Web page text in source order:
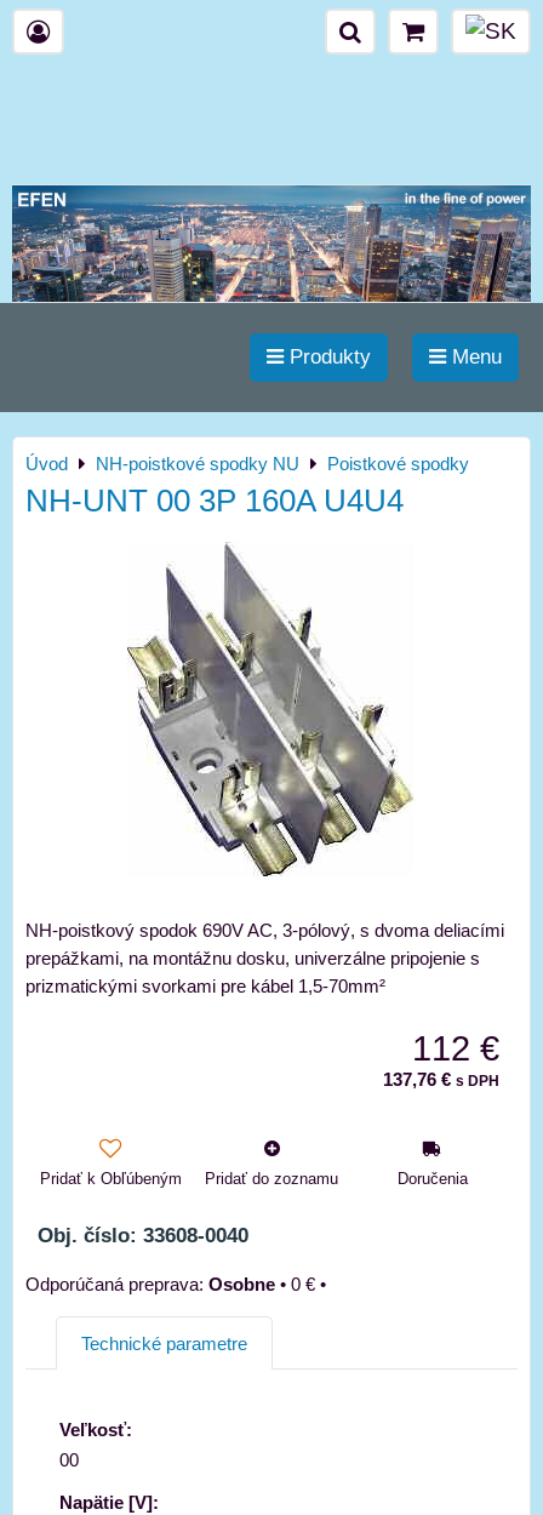
Produkty Menu
Úvod NH-poistkové spodky NU Poistkové spodky
NH-UNT 00 3P 160A U4U4
NH-poistkový spodok 690V AC, 3-pólový, s dvoma deliacími
prepážkami, na montážnu dosku, univerzálne pripojenie s
prizmatickými svorkami pre kábel 1,5-70mm²
112 €
137,76 € s DPH
Pridať k Obľúbeným Pridať do zoznamu Doručenia
Obj. číslo: 33608-0040
Osobne • 0 € •
Technické parametre
Veľkosť:
00
Napätie [V]: